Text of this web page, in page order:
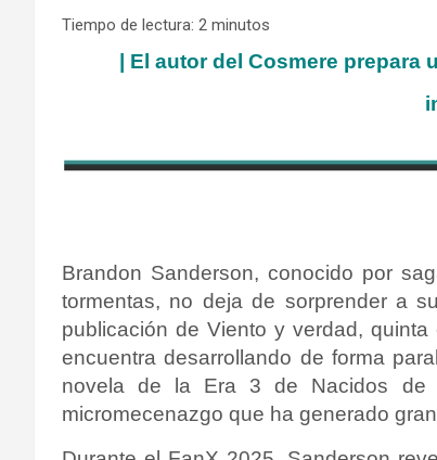
Tiempo de lectura: 2 minutos
El autor del Cosmere prepara
Brandon Sanderson, conocido por
tormentas, no deja de sorprender a
publicación de Viento y verdad,
encuentra desarrollando de forma
novela de la Era 3 de Nacidos de
micromecenazgo que ha generado